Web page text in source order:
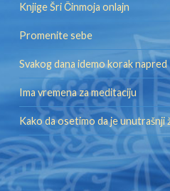
Knjige Šri Činmoja onlajn
Promenite sebe
Svakog dana idemo korak napred
Ima vremena za meditaciju
Kako da osetimo da je unutrašnji